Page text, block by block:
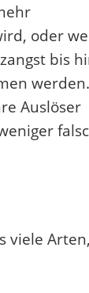
oder
bis
werden.
Auslöser
viele Arten,